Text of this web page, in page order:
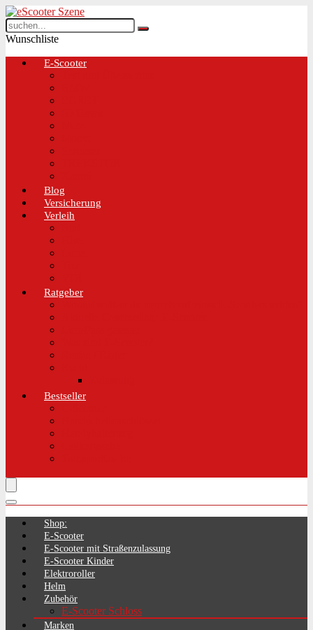
Wunschliste
E-Scooter
Blog
Versicherung
Verleih
Ratgeber
Bestseller
Shop:
E-Scooter
E-Scooter mit Straßenzulassung
E-Scooter Kinder
Elektroroller
Helm
Zubehör
E-Scooter Schloss
Marken